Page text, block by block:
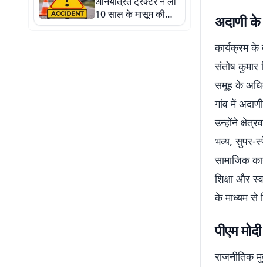
10 साल के मासूम की
जान
अदाणी के
कार्यक्रम के
संतोष कुमार
समूह के
गांव में
उन्होंने
भव्य, सुपर-
सामाजिक
शिक्षा और
के माध्यम से
पीएम
राजनीतिक